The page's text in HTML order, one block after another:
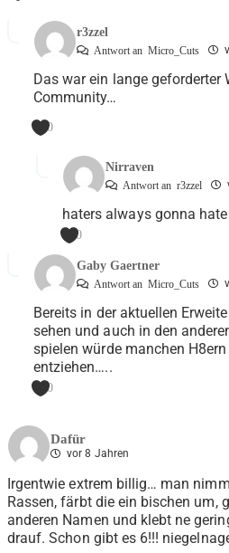
r3zzel
Antwort an Micro_Cuts
Das war ein lange geforderter
Community…
0
Nirraven
Antwort an r3zzel
haters always gonna hate
0
Gaby Gaertner
Antwort an Micro_Cuts
Bereits in der aktuellen
sehen und auch in den
spielen würde manchen
entziehen…..
0
Dafür
vor 8 Jahren
Irgentwie extrem billig… man
Rassen, färbt die ein bischen um,
anderen Namen und klebt ne
drauf. Schon gibt es 6!!!